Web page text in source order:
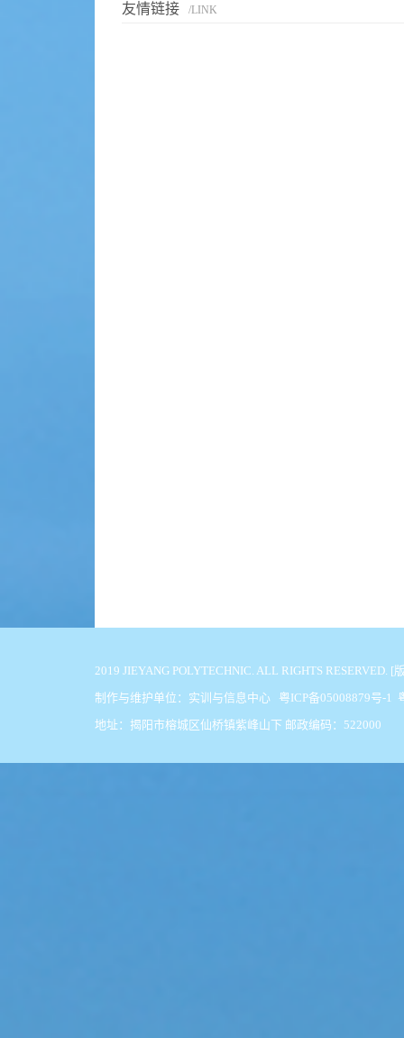
友情链接 /LINK
2019 JIEYANG POLYTECHNIC. ALL
制作与维护单位：实训与信息中心 粤ICP备05008879号-1
地址：揭阳市榕城区仙桥镇紫峰山下 邮政编码：522000